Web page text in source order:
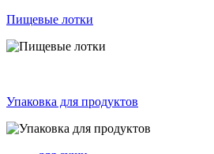
Пищевые лотки
Упаковка для продуктов